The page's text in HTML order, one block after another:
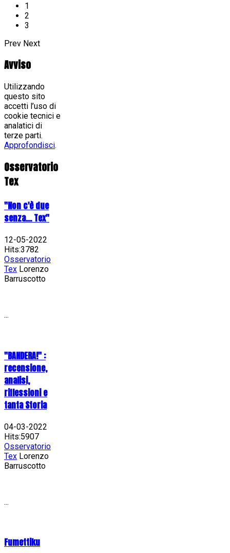
1
2
3
Prev Next
Avviso
Utilizzando
questo sito
accetti l’uso di
cookie tecnici e
analatici di
terze parti.
Approfondisci.
Osservatorio
Tex
"Non c'è due
senza... Tex"
12-05-2022
Hits:3782
Osservatorio
Tex Lorenzo
Barruscotto
...
"BANDERA!" :
recensione,
analisi,
riflessioni e
tanta Storia
04-03-2022
Hits:5907
Osservatorio
Tex Lorenzo
Barruscotto
...
Fumettiku